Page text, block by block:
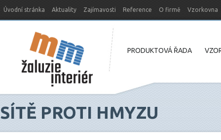
Úvodní stránka Aktuality Zajímavosti Reference O firmě Vzorkovna
PRODUKTOVÁ ŘADA
SÍTĚ PROTI HMYZU